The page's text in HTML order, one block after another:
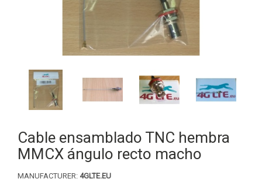
Cable ensamblado TNC hembra
MMCX ángulo recto macho
MANUFACTURER: 4GLTE.EU